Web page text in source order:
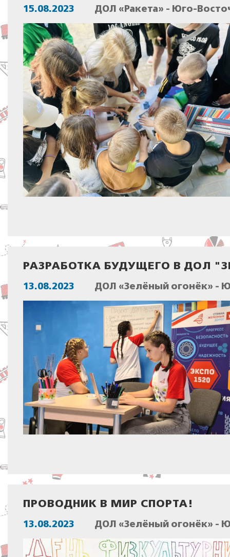
15.08.2023 ДОЛ «Ракета» - Юго-
РАЗРАБОТКА БУДУЩЕГО В ДОЛ
13.08.2023 ДОЛ «Зелёный огонёк» -
ПРОВОДНИК В МИР СПОРТА!
13.08.2023 ДОЛ «Зелёный огонёк» -